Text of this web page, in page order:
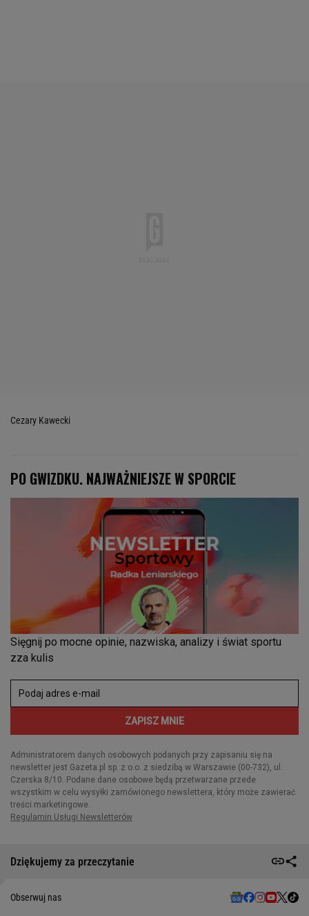
Cezary Kawecki
Dziękujemy za przeczytanie
Obserwuj nas